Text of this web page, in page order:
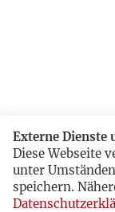
Externe Dienste
Diese Webseite
unter
speichern.